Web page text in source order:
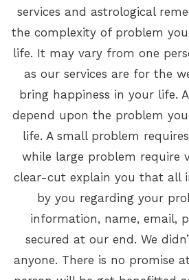
services and astrological
the complexity of problem
life. It may vary from one
as our services are for the
bring happiness in your life.
depend upon the problem
life. A small problem
while large problem require
clear-cut explain you that all
by you regarding your
information, name, email,
secured at our end. We
anyone. There is no promise